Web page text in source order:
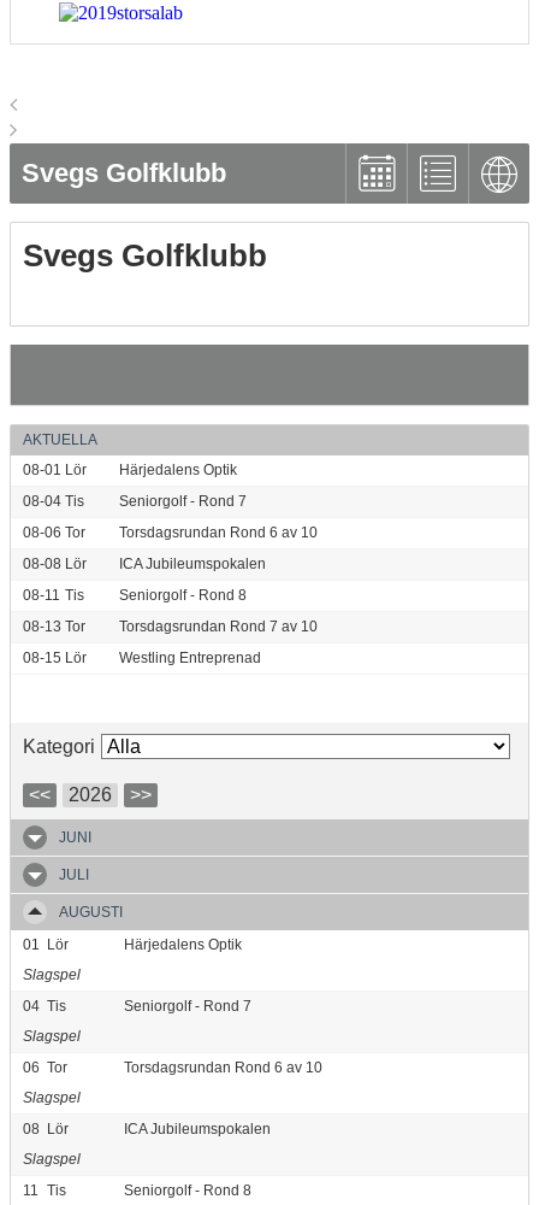
Svegs Golfklubb
Svegs Golfklubb
AKTUELLA
08-01 Lör
Härjedalens Optik
08-04 Tis
Seniorgolf - Rond 7
08-06 Tor
Torsdagsrundan Rond 6 av 10
08-08 Lör
ICA Jubileumspokalen
08-11 Tis
Seniorgolf - Rond 8
08-13 Tor
Torsdagsrundan Rond 7 av 10
08-15 Lör Westling Entreprenad
Kategori
<< 2026 >>
JUNI
JULI
AUGUSTI
01 Lör
Härjedalens Optik
Slagspel
04 Tis
Seniorgolf - Rond 7
Slagspel
06 Tor
Torsdagsrundan Rond 6 av 10
Slagspel
08 Lör
ICA Jubileumspokalen
Slagspel
11 Tis Seniorgolf - Rond 8